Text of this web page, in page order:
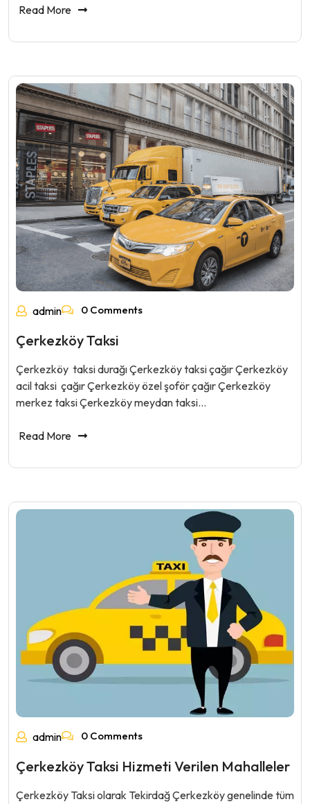
Read More
admin 0 Comments
Çerkezköy Taksi
Çerkezköy taksi durağı Çerkezköy taksi çağır Çerkezköy
acil taksi çağır Çerkezköy özel şoför çağır Çerkezköy
merkez taksi Çerkezköy meydan taksi…
Read More
admin 0 Comments
Çerkezköy Taksi Hizmeti Verilen Mahalleler
Çerkezköy Taksi olarak Tekirdağ Çerkezköy genelinde tüm